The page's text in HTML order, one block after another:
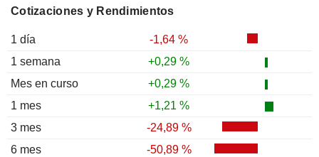
Cotizaciones y Rendimientos
1 día
-1,64 %
1 semana
+0,29 %
Mes en curso
+0,29 %
1 mes
+1,21 %
3 mes
-24,89 %
6 mes
-50,89 %